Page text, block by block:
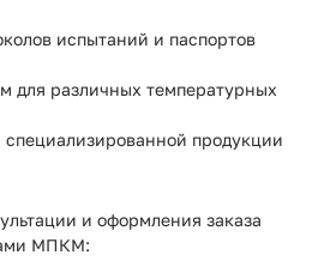
испытаний и паспортов
для различных температурных
специализированной продукции
и оформления заказа
МПКМ: